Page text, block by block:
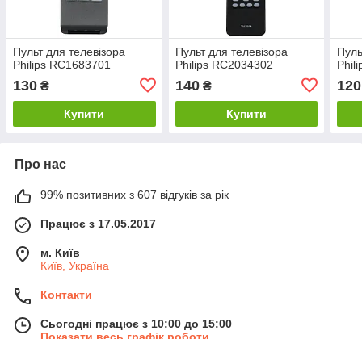
Пульт для телевізора
Philips RC1683701
130 ₴
Купити
Пульт для телевізора
Philips RC2034302
140₴
Купити
120
Про нас
99% позитивних з 607 відгуків за рік
Працює з 17.05.2017
м. Київ
Київ, Україна
Контакти
Сьогодні працює з 10:00 до 15:00